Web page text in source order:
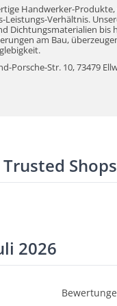
Handwerker-
Leistungs-Verhältnis.
Dichtungsmaterialien bis
am Bau,
Porsche-Str. 10, 73479
Shops
2026